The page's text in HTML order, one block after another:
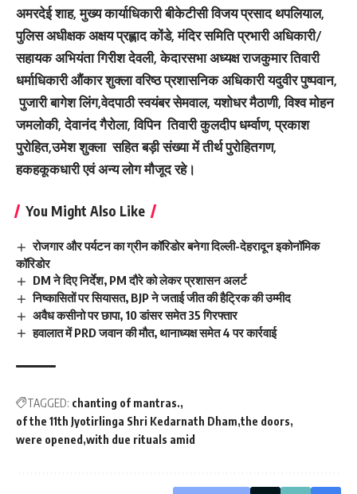
अमरदेई शाह, मुख्य कार्याधिकारी बीकेटीसी विजय प्रसाद थपलियाल,
पुलिस अधीक्षक अक्षय प्रह्लाद कोंडे, मंदिर समिति प्रभारी अधिकारी/
सहायक अभियंता गिरीश देवली, केदारसभा अध्यक्ष राजकुमार तिवारी
धर्माधिकारी औंकार शुक्ला वरिष्ठ प्रशासनिक अधिकारी यदुवीर पुष्पवान,
पुजारी बागेश लिंग,वेदपाठी स्वयंबर सेमवाल, यशोधर मैठाणी, विश्व मोहन
जमलोकी, देवानंद गैरोला, विपिन तिवारी कुलदीप धर्म्वाण, प्रकाश
पुरोहित,उमेश शुक्ला सहित बड़ी संख्या में तीर्थ पुरोहितगण,
हकहकूकधारी एवं अन्य लोग मौजूद रहे।
You Might Also Like
रोजगार और पर्यटन का ग्रीन कॉरिडोर बनेगा दिल्ली-देहरादून इकोनॉमिक
कॉरिडोर
DM ने दिए निर्देश, PM दौरे को लेकर प्रशासन अलर्ट
निष्कासितों पर सियासत, BJP ने जताई जीत की हैट्रिक की उम्मीद
अवैध कसीनो पर छापा, 10 डांसर समेत 35 गिरफ्तार
हवालात में PRD जवान की मौत, थानाध्यक्ष समेत 4 पर कार्रवाई
TAGGED: chanting of mantras.
of the 11th Jyotirlinga Shri Kedarnath Dham the doors
were opened with due rituals amid